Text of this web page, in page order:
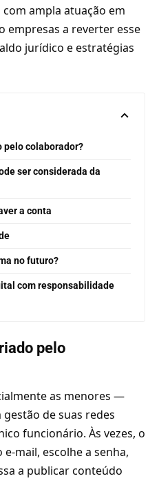
com ampla atuação em
empresas a reverter esse
jurídico e estratégias
pelo colaborador?
ser considerada da
a conta
no futuro?
com responsabilidade
pelo
as menores —
de suas redes
funcionário. Às vezes, o
mail, escolhe a senha,
a publicar conteúdo